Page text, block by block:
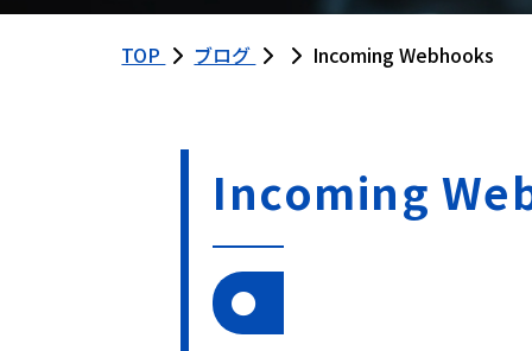
TOP ブログ Incoming Webhooks
Incoming